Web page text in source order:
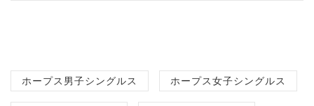
ホープス男子シングルス ホープス女子シングルス